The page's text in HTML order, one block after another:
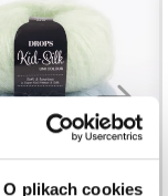
O plikach cookies